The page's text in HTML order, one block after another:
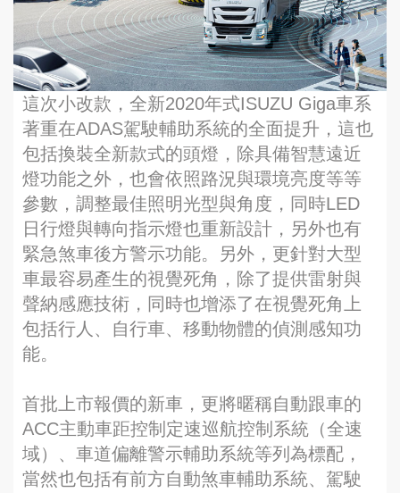
這次小改款，全新2020年式ISUZU Giga車系
著重在ADAS駕駛輔助系統的全面提升，這也
包括換裝全新款式的頭燈，除具備智慧遠近
燈功能之外，也會依照路況與環境亮度等等
參數，調整最佳照明光型與角度，同時LED
日行燈與轉向指示燈也重新設計，另外也有
緊急煞車後方警示功能。另外，更針對大型
車最容易產生的視覺死角，除了提供雷射與
聲納感應技術，同時也增添了在視覺死角上
包括行人、自行車、移動物體的偵測感知功
能。
首批上市報價的新車，更將暱稱自動跟車的
ACC主動車距控制定速巡航控制系統（全速
域）、車道偏離警示輔助系統等列為標配，
當然也包括有前方自動煞車輔助系統、駕駛